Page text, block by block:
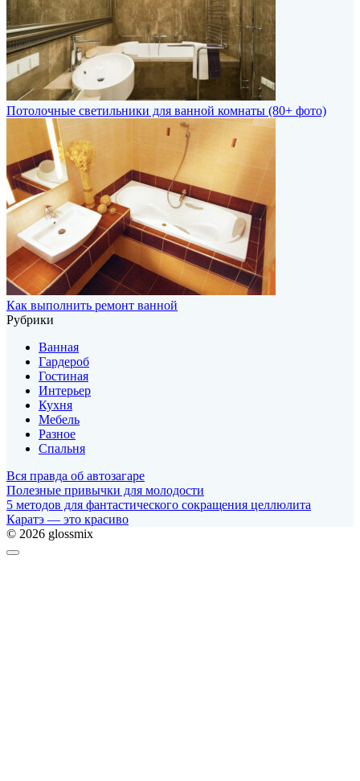
Потолочные светильники для ванной комнаты (80+ фото)
Как выполнить ремонт ванной
Рубрики
Ванная
Гардероб
Гостиная
Интерьер
Кухня
Мебель
Разное
Спальня
Вся правда об автозагаре
Полезные привычки для молодости
5 методов для фантастического сокращения целлюлита
Каратэ — это красиво
© 2026 glossmix